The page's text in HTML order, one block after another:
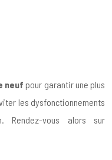
neuf pour garantir une plus
les dysfonctionnements
Rendez-vous alors sur